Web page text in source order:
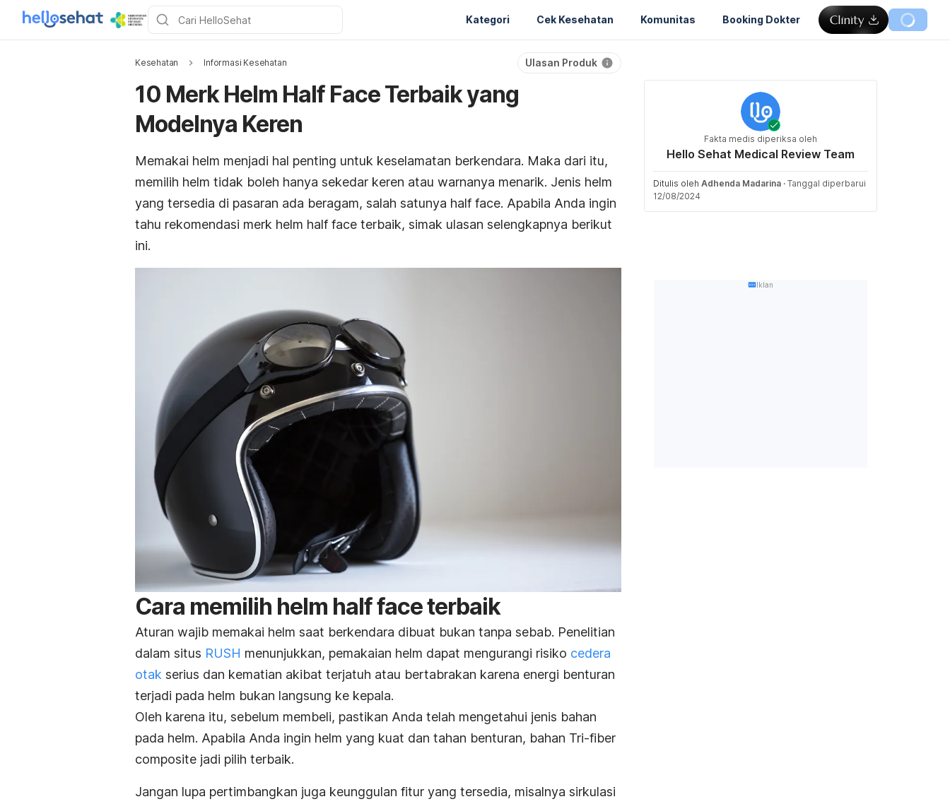
Kategori Cek Kesehatan Komunitas Booking Dokter
Kesehatan Informasi Kesehatan Ulasan Produk
10 Merk Helm Half Face Terbaik yang
Modelnya Keren
Memakai helm menjadi hal penting untuk keselamatan berkendara. Maka dari itu,
memilih helm tidak boleh hanya sekedar keren atau warnanya menarik. Jenis helm
yang tersedia di pasaran ada beragam, salah satunya half face. Apabila Anda ingin
tahu rekomendasi merk helm half face terbaik, simak ulasan selengkapnya berikut
ini.
Cara memilih helm half faceterbaik
Aturan wajib memakai helm saat berkendara dibuat bukan tanpa sebab. Penelitian
dalam situs RUSH menunjukkan, pemakaian helm dapat mengurangi risiko cedera
otak serius dan kematian akibat terjatuh atau bertabrakan karena energi benturan
terjadi pada helm bukan langsung ke kepala.
Oleh karena itu, sebelum membeli, pastikan Anda telah mengetahui jenis bahan
pada helm. Apabila Anda ingin helm yang kuat dan tahan benturan, bahan Tri-fiber
composite jadi pilih terbaik.
Jangan lupa pertimbangkan juga keunggulan fitur yang tersedia, misalnya sirkulasi
Fakta medis diperiksa oleh
Hello Sehat Medical Review Team
Ditulis oleh Adhenda Madarina · Tanggal diperbarui
12/08/2024
Iklan